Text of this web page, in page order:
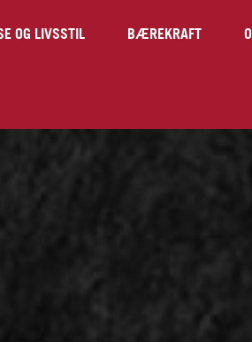
OG LIVSSTIL BÆREKRAFT